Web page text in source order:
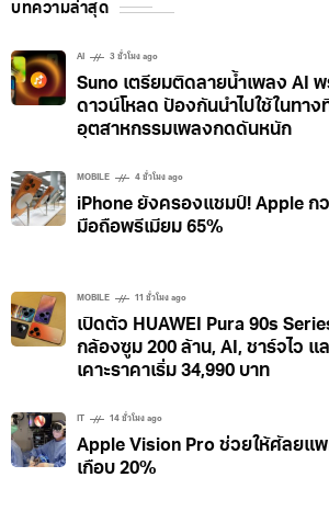
บทความล่าสุด
AI 3 ชั่วโมง ago
Suno เตรียมติดลายน้ำเพลง AI
ดาวน์โหลด ป้องกันนำไปใช้ในทา
อุตสาหกรรมเพลงกดดันหนัก
MOBILE 4 ชั่วโมง ago
iPhone ยังครองแชมป์! Apple ก
มือถือพรีเมียม 65%
MOBILE 11 ชั่วโมง ago
เปิดตัว HUAWEI Pura 90s
กล้องซูม 200 ล้าน, AI, ชาร์จไว แล
เคาะราคาเริ่ม 34,990 บาท
14 ชั่วโมง ago
Apple Vision Pro ช่วยให้ศัลยแ
เกือบ 20%